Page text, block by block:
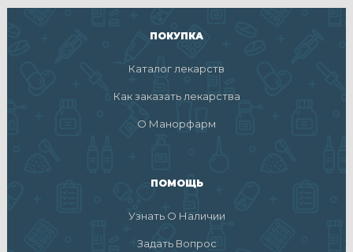
ПОКУПКА
Каталог лекарств
Как заказать лекарства
О Манорфарм
ПОМОЩЬ
Узнать О Наличии
Задать Вопрос